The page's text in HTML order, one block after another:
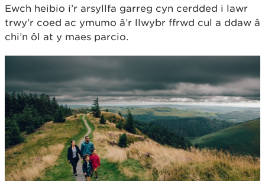
Ewch heibio i’r arsyllfa garreg cyn cerdded i lawr
trwy’r coed ac ymumo â’r llwybr ffrwd cul a ddaw â
chi’n ôl at y maes parcio.